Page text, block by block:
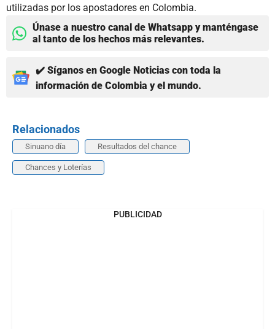
utilizadas por los apostadores en Colombia.
Únase a nuestro canal de Whatsapp y manténgase
al tanto de los hechos más relevantes.
✔️ Síganos en Google Noticias con toda la
información de Colombia y el mundo.
Relacionados
Sinuano día Resultados del chance
Chances y Loterías
PUBLICIDAD